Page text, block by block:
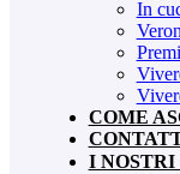
In
COME
I NOSTRI